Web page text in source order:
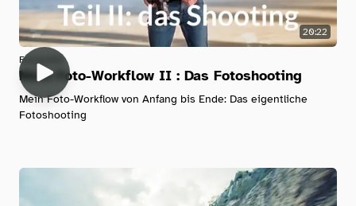
20:22
Fotografie
Mein Foto-Workflow II : Das Fotoshooting
Mein Foto-Workflow von Anfang bis Ende: Das eigentliche
Fotoshooting